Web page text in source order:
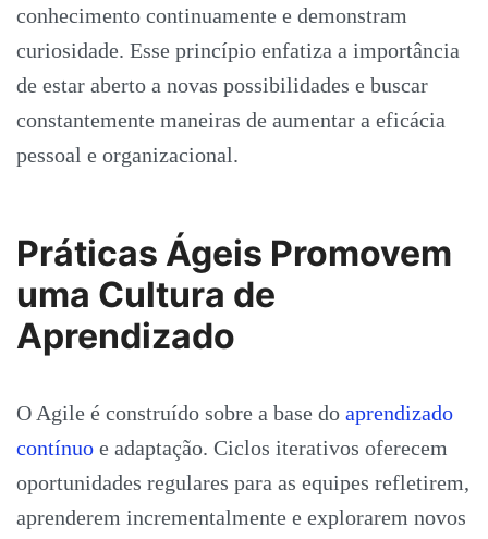
conhecimento continuamente e demonstram
curiosidade. Esse princípio enfatiza a importância
de estar aberto a novas possibilidades e buscar
constantemente maneiras de aumentar a eficácia
pessoal e organizacional.
Práticas Ágeis Promovem
uma Cultura de
Aprendizado
O Agile é construído sobre a base do aprendizado
contínuo e adaptação. Ciclos iterativos oferecem
oportunidades regulares para as equipes refletirem,
aprenderem incrementalmente e explorarem novos